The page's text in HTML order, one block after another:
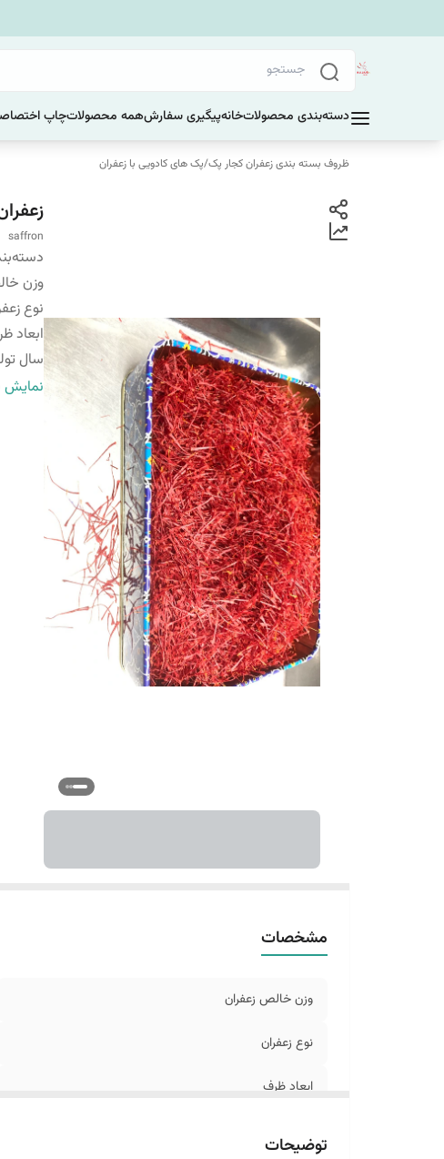
دسته‌بندی محصولاتخانهپیگیری سفارشهمه محصولاتچاپ
ظروف بسته بندی زعفران کجار پک/پک های کادویی با زعفران
زعفران
saffron
وزن
نوع
ابعاد
سال
ضمانت
نمایش
مشخصات
وزن خالص زعفران
نوع زعفران
ابعاد ظرف
توضیحات